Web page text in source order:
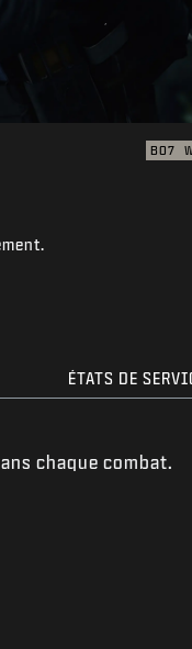
BO7
ÉTATS DE
chaque combat.